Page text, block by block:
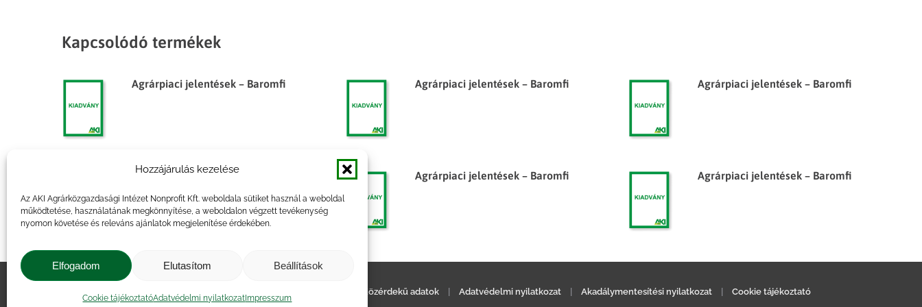
Hozzájárulás kezelése
Az AKI Agrárközgazdasági Intézet Nonprofit Kft. weboldala sütiket használ a weboldal
működtetése, használatának megkönnyítése, a weboldalon végzett tevékenység
nyomon követése és releváns ajánlatok megjelenítése érdekében.
Elfogadom Elutasítom Beállítások
Cookie tájékoztatóAdatvédelmi nyilatkozat Impresszum
Kapcsolódó termékek
Agrárpiaci jelentések – Baromfi Agrárpiaci jelentések – Baromfi Agrárpiaci jelentések – Baromfi
Agrárpiaci jelentések – Baromfi Agrárpiaci jelentések – Baromfi Agrárpiaci jelentések – Baromfi
Impresszum Kapcsolat Közérdekű adatok Adatvédelmi nyilatkozat Akadálymentesítési nyilatkozat Cookie tájékoztató